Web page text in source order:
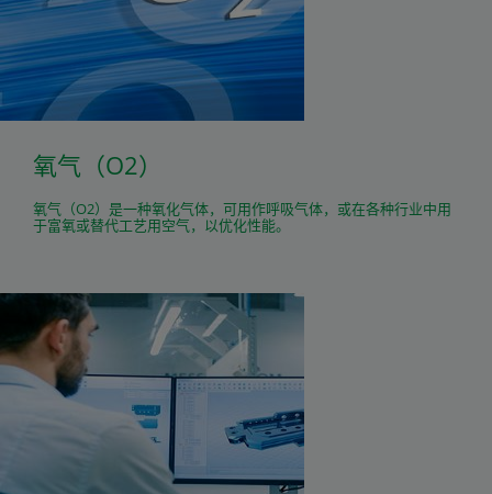
氧气（O2）
氧气（O2）是一种氧化气体，可用作呼吸气体，或在各种行业中用
于富氧或替代工艺用空气，以优化性能。